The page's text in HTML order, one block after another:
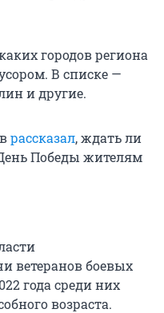
городов региона
В списке —
и другие.
рассказал, ждать ли
Победы жителям
ветеранов боевых
года среди них
возраста.